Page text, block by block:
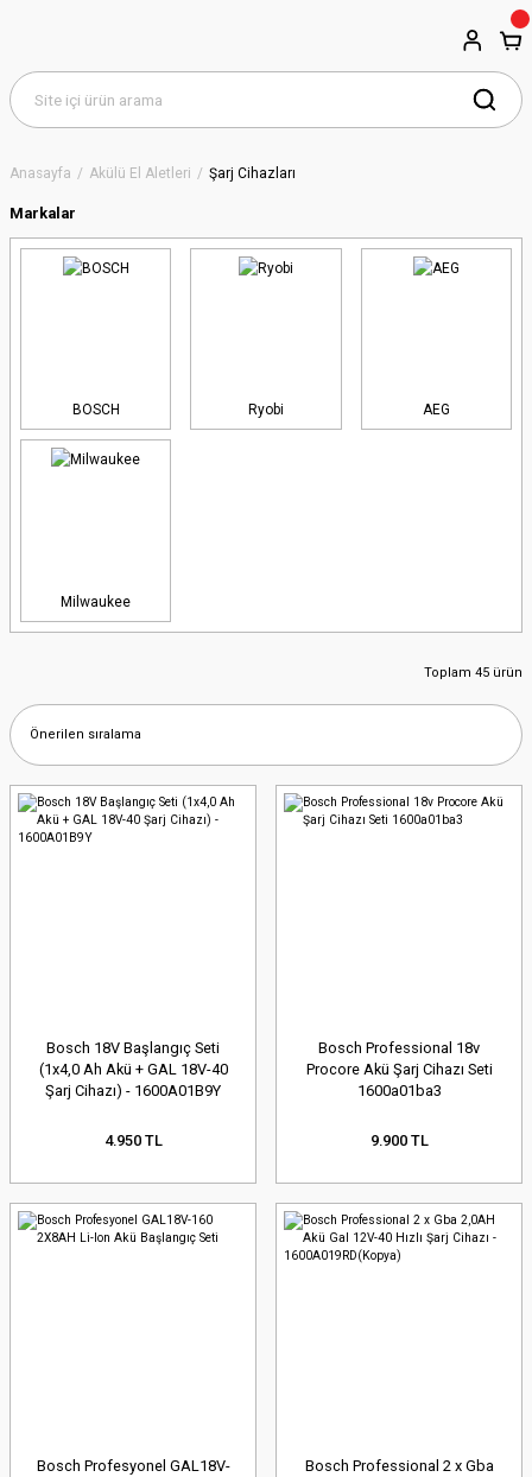
Anasayfa Akülü El Aletleri Şarj Cihazları
Markalar
BOSCH Ryobi AEG
Milwaukee
Toplam 45 ürün
Bosch 18V Başlangıç Seti
(1x4,0 Ah Akü + GAL 18V-40
Şarj Cihazı) - 1600A01B9Y
4.950 TL
Bosch Professional 18v
Procore Akü Şarj Cihazı Seti
1600a01ba3
9.900 TL
Bosch Profesyonel GAL18V-
Bosch Professional 2 x Gba